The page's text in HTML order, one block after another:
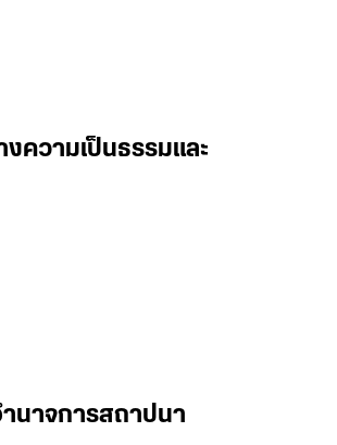
ความเป็นธรรมและ
นาจการสถาปนา